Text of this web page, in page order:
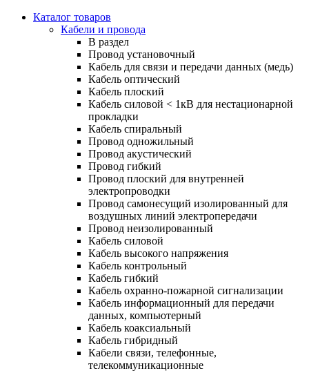
Каталог товаров
Кабели и провода
В раздел
Провод установочный
Кабель для связи и передачи данных (медь)
Кабель оптический
Кабель плоский
Кабель силовой < 1кВ для нестационарной
прокладки
Кабель спиральный
Провод одножильный
Провод акустический
Провод гибкий
Провод плоский для внутренней
электропроводки
Провод самонесущий изолированный для
воздушных линий электропередачи
Провод неизолированный
Кабель силовой
Кабель высокого напряжения
Кабель контрольный
Кабель гибкий
Кабель охранно-пожарной сигнализации
Кабель информационный для передачи
данных, компьютерный
Кабель коаксиальный
Кабель гибридный
Кабели связи, телефонные,
телекоммуникационные